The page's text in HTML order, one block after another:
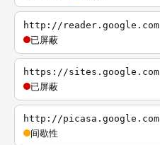
http://reader.google.com
已屏蔽
https://sites.google.com
已屏蔽
http://picasa.google.com
间歇性